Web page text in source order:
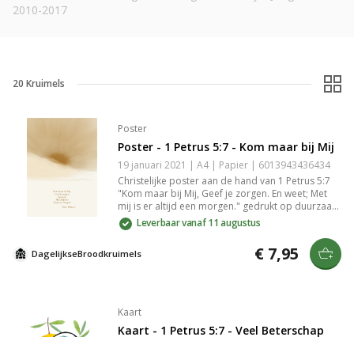
2010-2017
20 Kruimels
Poster
Poster - 1 Petrus 5:7 - Kom maar bij Mij
19 januari 2021 | A4 | Papier | 6013943436434
Christelijke poster aan de hand van 1 Petrus 5:7
"Kom maar bij Mij, Geef je zorgen. En weet; Met
mij is er altijd een morgen." gedrukt op duurzaam
en stevig 350 grams papier met een matte look.
Het papierformaat van de poster is A4 (29,7 cm ×
21 cm × 0,1 cm). De poster wordt plat verzonden
in een op maat gemaakte verpakking die extra
achterkant van de poster staat het logo van
DagelijkseBroodkruimels en een kleine
streepjescode. De achterkant is verder volledig
Leverbaar vanaf 11 augustus
DagelijkseBroodkruimels € 7,95
Kaart
Kaart - 1 Petrus 5:7 - Veel Beterschap